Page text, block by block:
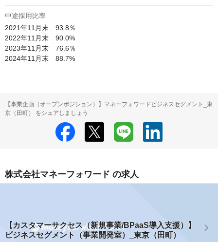
中途採用比率
2021年11月末　93.8％
2022年11月末　90.0%
2023年11月末　76.6％
2024年11月末　88.7%
【事業企画（オープンポジション）】マネーフォワードビジネスセグメント_東
京（田町） をシェアしましょう
株式会社マネーフォワード の求人
【カスタマーサクセス（新規事業/BPaaS導入支援）】
ビジネスセグメント（事業開発室）_東京（田町）